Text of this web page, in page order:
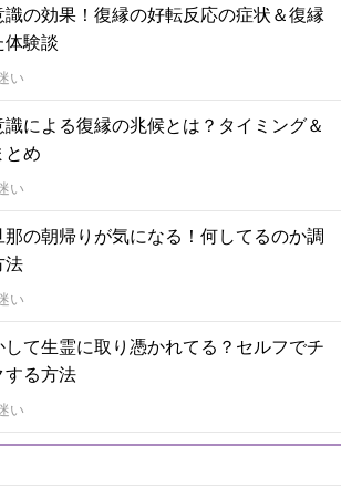
識の効果！復縁の好転反応の症状＆復縁
体験談
い
による復縁の兆候とは？タイミング＆
とめ
い
那の朝帰りが気になる！何してるのか調
法
い
して生霊に取り憑かれてる？セルフでチ
する方法
い